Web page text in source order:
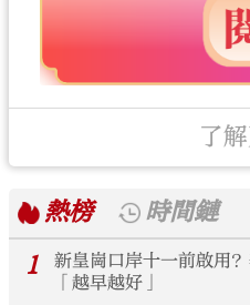
了
熱榜
時間鏈
1
新皇崗口岸十一前啟用
「越早越好」